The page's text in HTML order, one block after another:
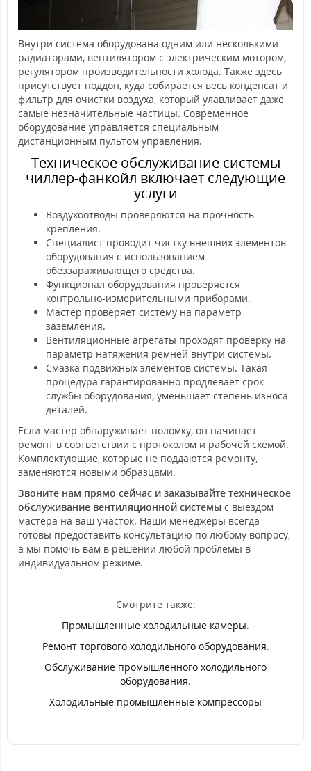
Внутри система оборудована одним или несколькими
радиаторами, вентилятором с электрическим мотором,
регулятором производительности холода. Также здесь
присутствует поддон, куда собирается весь конденсат и
фильтр для очистки воздуха, который улавливает даже
самые незначительные частицы. Современное
оборудование управляется специальным
дистанционным пультом управления.
Техническое обслуживание системы
чиллер-фанкойл включает следующие
услуги
Воздухоотводы проверяются на прочность
крепления.
Специалист проводит чистку внешних элементов
оборудования с использованием
обеззараживающего средства.
Функционал оборудования проверяется
контрольно-измерительными приборами.
Мастер проверяет систему на параметр
заземления.
Вентиляционные агрегаты проходят проверку на
параметр натяжения ремней внутри системы.
Смазка подвижных элементов системы. Такая
процедура гарантированно продлевает срок
службы оборудования, уменьшает степень износа
деталей.
Если мастер обнаруживает поломку, он начинает
ремонт в соответствии с протоколом и рабочей схемой.
Комплектующие, которые не поддаются ремонту,
заменяются новыми образцами.
Звоните нам прямо сейчас и заказывайте техническое
обслуживание вентиляционной системы с выездом
мастера на ваш участок. Наши менеджеры всегда
готовы предоставить консультацию по любому вопросу,
а мы помочь вам в решении любой проблемы в
индивидуальном режиме.
Смотрите также:
Промышленные холодильные камеры.
Ремонт торгового холодильного оборудования.
Обслуживание промышленного холодильного
оборудования.
Холодильные промышленные компрессоры